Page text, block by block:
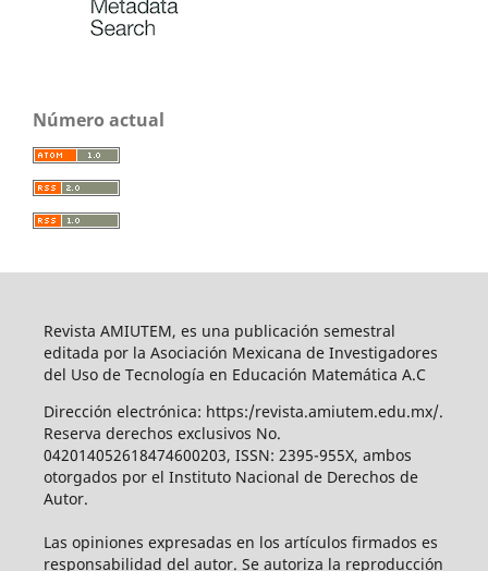
Número actual
Revista AMIUTEM, es una publicación semestral
editada por la Asociación Mexicana de Investigadores
del Uso de Tecnología en Educación Matemática A.C
Dirección electrónica: https:/revista.amiutem.edu.mx/.
Reserva derechos exclusivos No.
042014052618474600203, ISSN: 2395-955X, ambos
otorgados por el Instituto Nacional de Derechos de
Autor.
Las opiniones expresadas en los artículos firmados es
responsabilidad del autor. Se autoriza la reproducción